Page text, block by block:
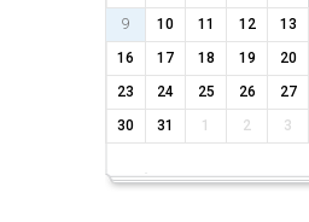
9
10 11 12 13
16
17 18 19 20
23
24 25 26 27
30
31 1 2 3